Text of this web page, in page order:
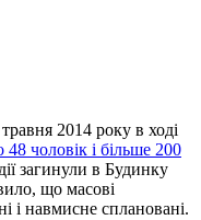
2014 року в ході
48 чоловік і більше 200
загинули в Будинку
що масові
і навмисне сплановані.